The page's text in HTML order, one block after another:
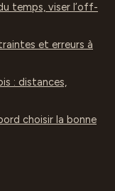
temps, viser l’off-
et erreurs à
: distances,
choisir la bonne